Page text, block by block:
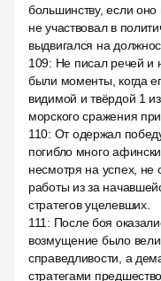
большинству, если оно
не участвовал в
выдвигался на
109: Не писал речей и
были моменты, когда
видимой и твёрдой 1
морского сражения
110: От одержал
погибло много
несмотря на успех, не
работы из за
стратегов уцелевших.
111 : После боя
возмущение было
справедливости, а
стратегами